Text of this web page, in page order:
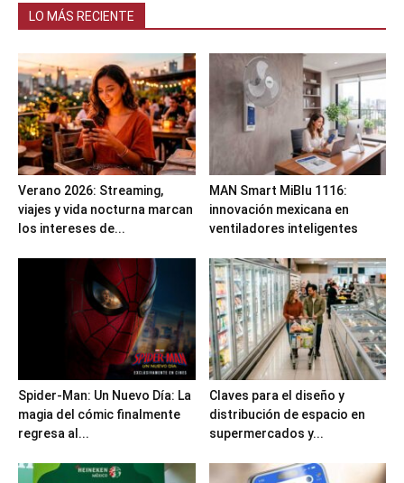
LO MÁS RECIENTE
Verano 2026: Streaming,
viajes y vida nocturna marcan
los intereses de...
MAN Smart MiBlu 1116:
innovación mexicana en
ventiladores inteligentes
Spider-Man: Un Nuevo Día: La
magia del cómic finalmente
regresa al...
Claves para el diseño y
distribución de espacio en
supermercados y...